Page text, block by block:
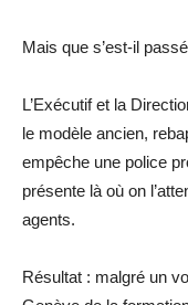
Mais que s’est-il
L’Exécutif et la
le modèle ancien,
empêche une police
présente là où on
agents.
Résultat : malgré un